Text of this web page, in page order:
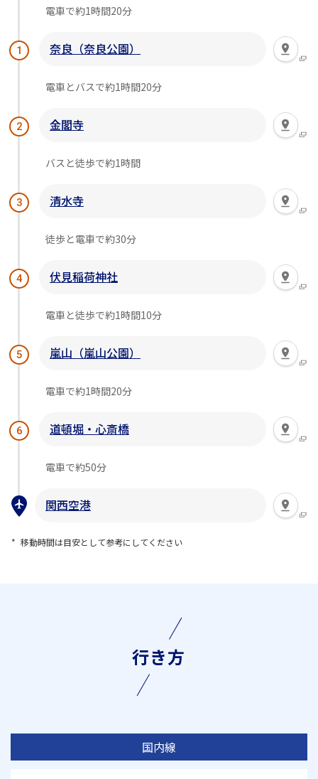
電車で約1時間20分
1 奈良（奈良公園）
電車とバスで約1時間20分
2 金閣寺
バスと徒歩で約1時間
3 清水寺
徒歩と電車で約30分
4 伏見稲荷神社
電車と徒歩で約1時間10分
5 嵐山（嵐山公園）
電車で約1時間20分
6 道頓堀・心斎橋
電車で約50分
関西空港
移動時間は目安として参考にしてください
行き方
国内線